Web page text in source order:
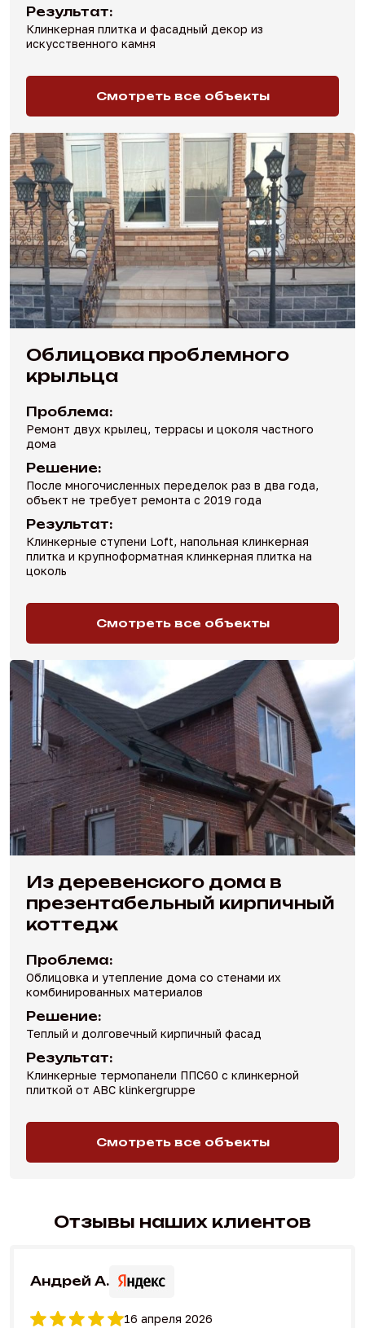
Результат:
Клинкерная плитка и фасадный декор из
искусственного камня
Смотреть все объекты
Облицовка проблемного
крыльца
Проблема:
Ремонт двух крылец, террасы и цоколя частного
дома
Решение:
После многочисленных переделок раз в два года,
объект не требует ремонта с 2019 года
Результат:
Клинкерные ступени Loft, напольная клинкерная
плитка и крупноформатная клинкерная плитка на
цоколь
Смотреть все объекты
Из деревенского дома в
презентабельный кирпичный
коттедж
Проблема:
Облицовка и утепление дома со стенами их
комбинированных материалов
Решение:
Теплый и долговечный кирпичный фасад
Результат:
Клинкерные термопанели ППС60 с клинкерной
плиткой от ABC klinkergruppe
Смотреть все объекты
Отзывы наших клиентов
Андрей А.
16 апреля 2026